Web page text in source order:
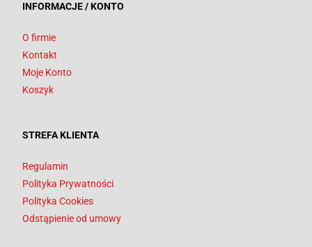
INFORMACJE / KONTO
O firmie
Kontakt
Moje Konto
Koszyk
STREFA KLIENTA
Regulamin
Polityka Prywatności
Polityka Cookies
Odstąpienie od umowy